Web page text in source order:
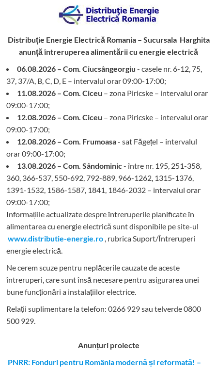
Distribuție Energie Electrică Romania – Sucursala Harghita
anunță întreruperea alimentării cu energie electrică
06.08.2026 – Com. Ciucsângeorgiu - casele nr. 6-12, 75,
37, 37/A, B, C, D, E – intervalul orar 09:00-17:00;
11.08.2026 – Com. Ciceu – zona Piricske – intervalul orar
09:00-17:00;
12.08.2026 – Com. Ciceu – zona Piricske – intervalul orar
09:00-17:00;
12.08.2026 – Com. Frumoasa- sat Făgețel – intervalul
orar 09:00-17:00;
13.08.2026 – Com. Sândominic- între nr. 195, 251-358,
360, 366-537, 550-692, 792-889, 966-1262, 1315-1376,
1391-1532, 1586-1587, 1841, 1846-2032 – intervalul orar
09:00-17:00;
Informațiile actualizate despre întreruperile planificate în
alimentarea cu energie electrică sunt disponibile pe site-ul
www.distributie-energie.ro , rubrica Suport/Întreruperi
energie electrică.
Ne cerem scuze pentru neplăcerile cauzate de aceste
întreruperi, care sunt însă necesare pentru asigurarea unei
bune funcționări a instalațiilor electrice.
Relații suplimentare la telefon: 0266 929 sau telverde 0800
500 929.
Anunțuri proiecte
PNRR: Fonduri pentru România modernă și reformată! –